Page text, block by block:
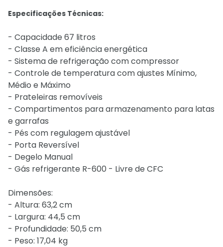
Especificações Técnicas:
- Capacidade 67 litros
- Classe A em eficiência energética
- Sistema de refrigeração com compressor
- Controle de temperatura com ajustes Mínimo,
Médio e Máximo
- Prateleiras removíveis
- Compartimentos para armazenamento para latas
e garrafas
- Pés com regulagem ajustável
- Porta Reversível
- Degelo Manual
- Gás refrigerante R-600 - Livre de CFC
Dimensões:
- Altura: 63,2 cm
- Largura: 44,5 cm
- Profundidade: 50,5 cm
- Peso: 17,04 kg